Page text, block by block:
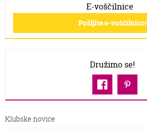
E-voščilnice
Pošljite e-voščilnico!
Družimo se!
Klubske novice